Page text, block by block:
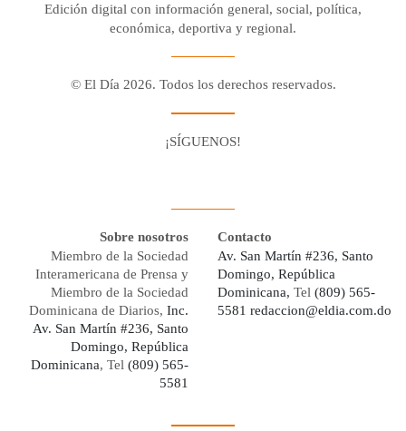
Edición digital con información general, social, política,
económica, deportiva y regional.
© El Día 2026. Todos los derechos reservados.
¡SÍGUENOS!
Sobre nosotros
Miembro de la Sociedad
Interamericana de Prensa y
Miembro de la Sociedad
Dominicana de Diarios, Inc.
Av. San Martín #236, Santo
Domingo, República
Dominicana, Tel (809) 565-
5581
Contacto
Av. San Martín #236, Santo
Domingo, República
Dominicana, Tel (809) 565-
5581 redaccion@eldia.com.do